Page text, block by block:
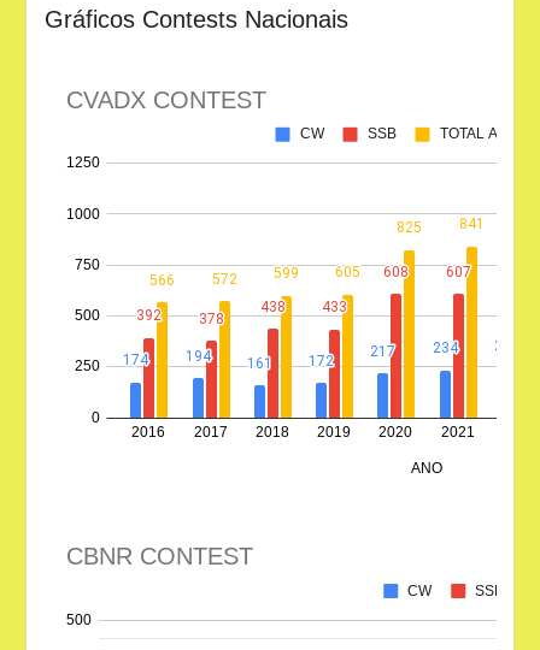
Gráficos Contests Nacionais